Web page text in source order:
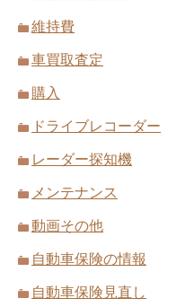
維持費
車買取査定
購入
ドライブレコーダー
レーダー探知機
メンテナンス
動画その他
自動車保険の情報
自動車保険見直し